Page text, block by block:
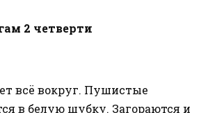
2 четверти
всё вокруг. Пушистые
в белую шубку. Загораются и